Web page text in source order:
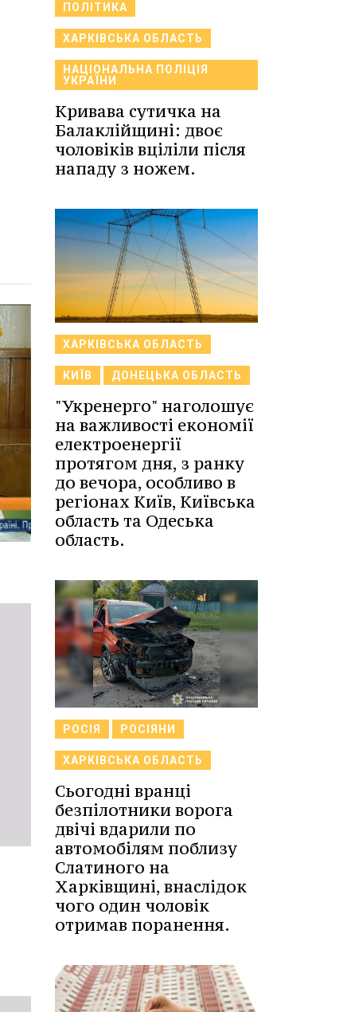
ПОЛІТИКА
ХАРКІВСЬКА ОБЛАСТЬ
НАЦІОНАЛЬНА ПОЛІЦІЯ
УКРАЇНИ
Кривава сутичка на
Балаклійщині: двоє
чоловіків вціліли після
нападу з ножем.
ХАРКІВСЬКА ОБЛАСТЬ
КИЇВ ДОНЕЦЬКА ОБЛАСТЬ
"Укренерго" наголошує
на важливості економії
електроенергії
протягом дня, з ранку
до вечора, особливо в
регіонах Київ, Київська
область та Одеська
область.
РОСІЯ РОСІЯНИ
ХАРКІВСЬКА ОБЛАСТЬ
Сьогодні вранці
безпілотники ворога
двічі вдарили по
автомобілям поблизу
Слатиного на
Харківщині, внаслідок
чого один чоловік
отримав поранення.